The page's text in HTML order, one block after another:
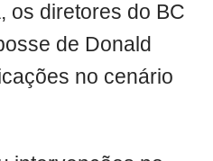
os diretores do BC
de Donald
no cenário